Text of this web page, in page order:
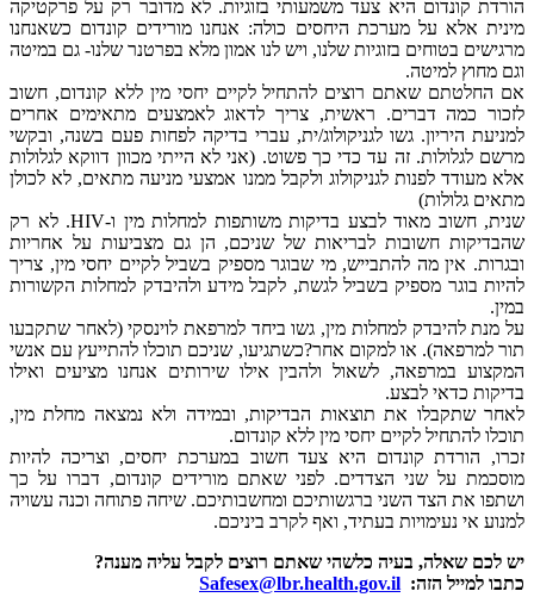
הורדת קונדום היא צעד משמעותי בזוגיות. לא מדובר רק על פרקטיקה
מינית אלא על מערכת היחסים כולה: אנחנו מורידים קונדום כשאנחנו
מרגישים בטוחים בזוגיות שלנו, ויש לנו אמון מלא בפרטנר שלנו- גם במיטה
וגם מחוץ למיטה.
אם החלטתם שאתם רוצים להתחיל לקיים יחסי מין ללא קונדום, חשוב
לזכור כמה דברים. ראשית, צריך לדאוג לאמצעים מתאימים אחרים
למניעת היריון. גשו לגניקולוג/ית, עברי בדיקה לפחות פעם בשנה, ובקשי
מרשם לגלולות. זה עד כדי כך פשוט. (אני לא הייתי מכוון דווקא לגלולות
אלא מעודד לפנות לגניקולוג ולקבל ממנו אמצעי מניעה מתאים, לא לכולן
מתאים גלולות)
שנית, חשוב מאוד לבצע בדיקות משותפות למחלות מין ו-HIV. לא רק
שהבדיקות חשובות לבריאות של שניכם, הן גם מצביעות על אחריות
ובגרות. אין מה להתבייש, מי שבוגר מספיק בשביל לקיים יחסי מין, צריך
להיות בוגר מספיק בשביל לגשת, לקבל מידע ולהיבדק למחלות הקשורות
במין.
על מנת להיבדק למחלות מין, גשו ביחד למרפאת לוינסקי (לאחר שתקבעו
תור למרפאה). או למקום אחר?כשתגיעו, שניכם תוכלו להתייעץ עם אנשי
המקצוע במרפאה, לשאול ולהבין אילו שירותים אנחנו מציעים ואילו
בדיקות כדאי לבצע.
לאחר שתקבלו את תוצאות הבדיקות, ובמידה ולא נמצאה מחלת מין,
תוכלו להתחיל לקיים יחסי מין ללא קונדום.
זכרו, הורדת קונדום היא צעד חשוב במערכת יחסים, וצריכה להיות
מוסכמת על שני הצדדים. לפני שאתם מורידים קונדום, דברו על כך
ושתפו את הצד השני ברגשותיכם ומחשבותיכם. שיחה פתוחה וכנה עשויה
למנוע אי נעימויות בעתיד, ואף לקרב ביניכם.
יש לכם שאלה, בעיה כלשהי שאתם רוצים לקבל עליה מענה?
כתבו למייל הזה: Safesex@lbr.health.gov.il